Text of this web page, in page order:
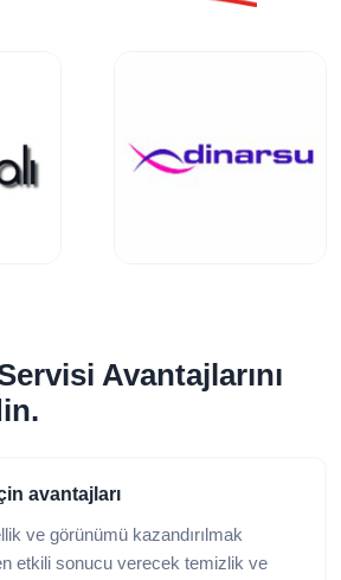
Avantajlarını
avantajları
ve görünümü kazandırılmak
etkili sonucu verecek temizlik ve